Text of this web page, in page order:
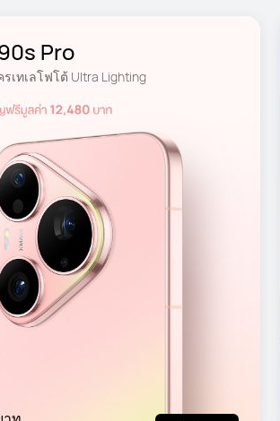
Pro
เทเลโฟโต้ Ultra Lighting